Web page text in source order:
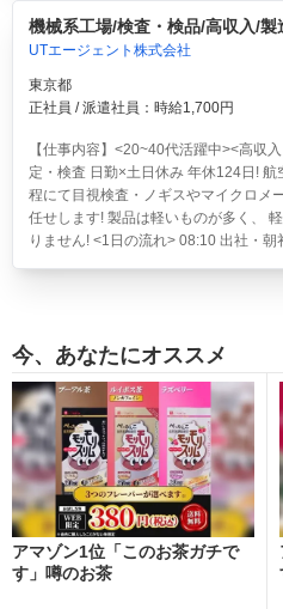
機械系工場/検査・検品/高収入/製
UTエージェント株式会社
東京都
正社員 / 派遣社員：時給1,700円
【仕事内容】<20~40代活躍中><高収
定・検査 日勤×土日休み 年休124日!航
程にて目視検査・ノギスやマイクロメ
任せします! 製品は軽いものが多く、
りません! <1日の流れ> 08:10 出社・
今、あなたにオススメ
アマゾン1位「このお茶ガチで
す」噂のお茶